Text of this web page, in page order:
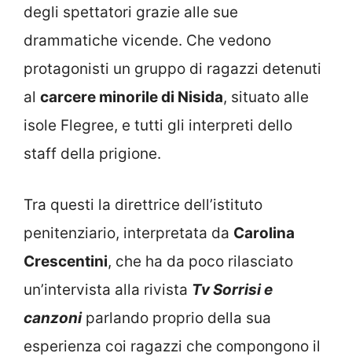
degli spettatori grazie alle sue
drammatiche vicende. Che vedono
protagonisti un gruppo di ragazzi detenuti
al carcere minorile di Nisida, situato alle
isole Flegree, e tutti gli interpreti dello
staff della prigione.
Tra questi la direttrice dell’istituto
penitenziario, interpretata da Carolina
Crescentini, che ha da poco rilasciato
un’intervista alla rivista Tv Sorrisi e
canzoniparlando proprio della sua
esperienza coi ragazzi che compongono il